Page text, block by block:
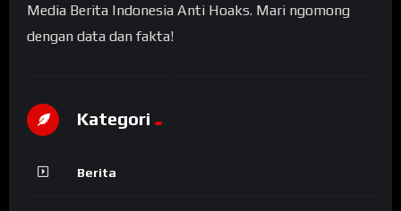
Media Berita Indonesia Anti Hoaks. Mari ngomong
dengan data dan fakta!
Kategori
Berita